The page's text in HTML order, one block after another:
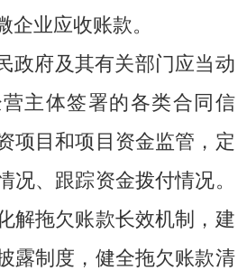
业应收账款。
政府及其有关部门应当动
主体签署的各类合同信
项目和项目资金监管，定
况、跟踪资金拨付情况。
解拖欠账款长效机制，建
露制度，健全拖欠账款清